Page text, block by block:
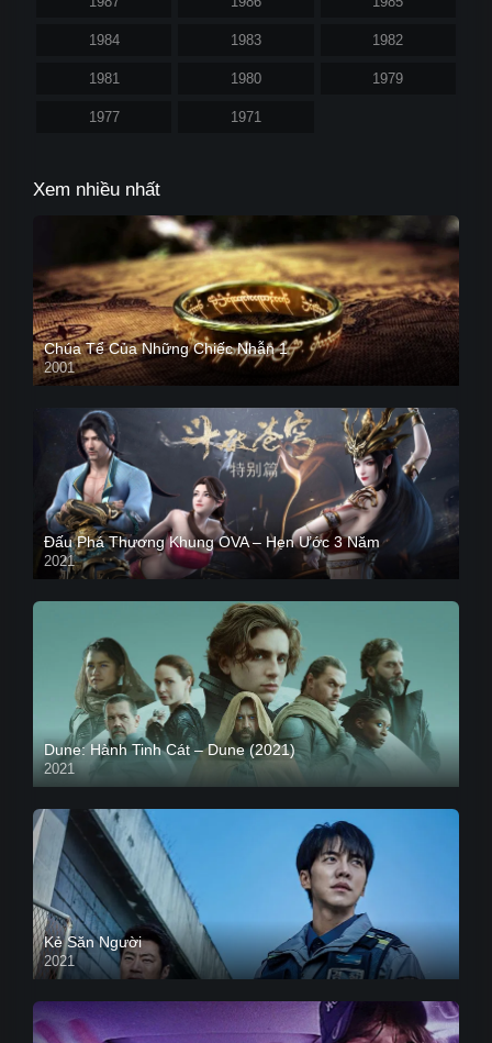
1984 1983 1982
1981 1980 1979
1977 1971
Xem nhiều nhất
Chúa Tể Của Những Chiếc Nhẫn 1
2001
Đấu Phá Thương Khung OVA – Hẹn Ước 3 Năm
2021
Dune: Hành Tinh Cát – Dune (2021)
2021
HD VIETSUB
Kẻ Săn Người
2021